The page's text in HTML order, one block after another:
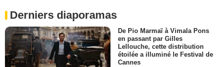
Derniers diaporamas
De Pio Marmaï à Vimala Pons
en passant par Gilles
Lellouche, cette distribution
étoilée a illuminé le Festival de
Cannes